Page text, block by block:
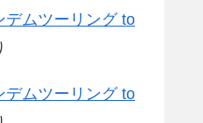
デムツーリング to
デムツーリング to